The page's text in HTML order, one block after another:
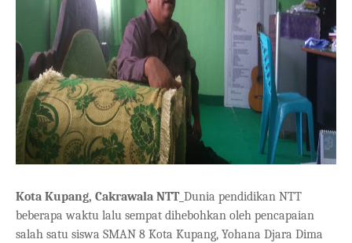
Kota Kupang, Cakrawala NTT_ Dunia pendidikan NTT
beberapa waktu lalu sempat dihebohkan oleh pencapaian
salah satu siswa SMAN 8 Kota Kupang, Yohana Djara Dima